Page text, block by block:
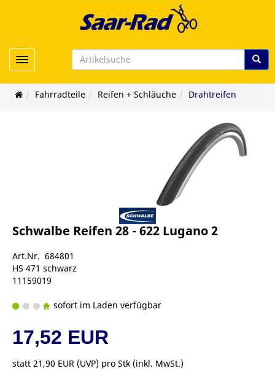
Toggle navigation
Fahrradteile Reifen + Schläuche Drahtreifen
Schwalbe Reifen 28 - 622 Lugano 2
Art.Nr. 684801
HS 471 schwarz
11159019
sofort im Laden verfügbar
17,52 EUR
statt 21,90 EUR (UVP) pro Stk (inkl. MwSt.)